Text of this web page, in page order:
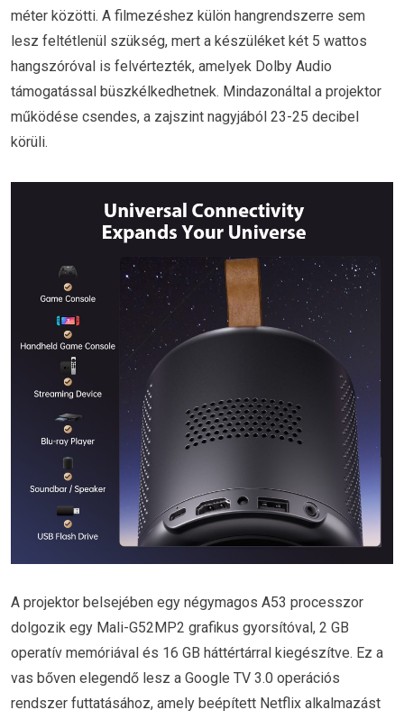
méter közötti. A filmezéshez külön hangrendszerre sem
lesz feltétlenül szükség, mert a készüléket két 5 wattos
hangszóróval is felvértezték, amelyek Dolby Audio
támogatással büszkélkedhetnek. Mindazonáltal a projektor
működése csendes, a zajszint nagyjából 23-25 decibel
körüli.
A projektor belsejében egy négymagos A53 processzor
dolgozik egy Mali-G52MP2 grafikus gyorsítóval, 2 GB
operatív memóriával és 16 GB háttértárral kiegészítve. Ez a
vas bőven elegendő lesz a Google TV 3.0 operációs
rendszer futtatásához, amely beépített Netflix alkalmazást